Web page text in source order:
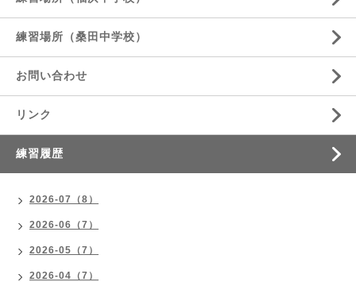
練習場所（桑田中学校）
お問い合わせ
リンク
練習履歴
2026-07（8）
2026-06（7）
2026-05（7）
2026-04（7）